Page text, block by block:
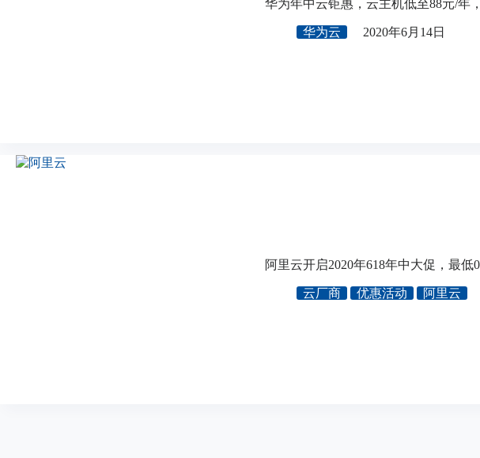
华为年中云钜惠，云主机低至88元/年
华为云 2020年6月14日
阿里云开启2020年618年中大促，最低
云厂商 优惠活动 阿里云